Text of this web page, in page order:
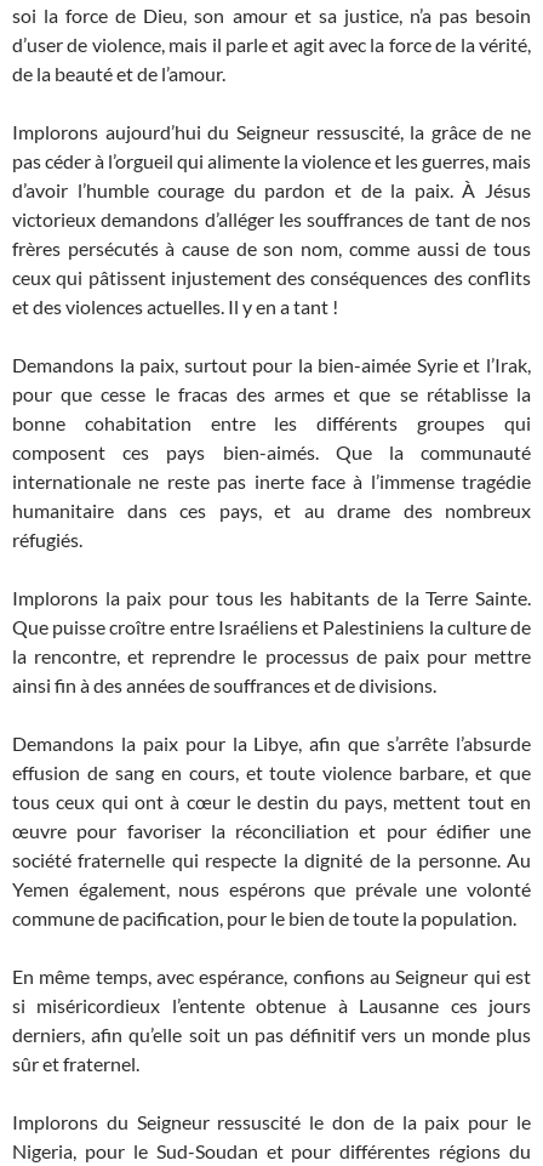
soi la force de Dieu, son amour et sa justice, n’a pas besoin
d’user de violence, mais il parle et agit avec la force de la vérité,
de la beauté et de l’amour.
Implorons aujourd’hui du Seigneur ressuscité, la grâce de ne
pas céder à l’orgueil qui alimente la violence et les guerres, mais
d’avoir l’humble courage du pardon et de la paix. À Jésus
victorieux demandons d’alléger les souffrances de tant de nos
frères persécutés à cause de son nom, comme aussi de tous
ceux qui pâtissent injustement des conséquences des conflits
et des violences actuelles. Il y en a tant !
Demandons la paix, surtout pour la bien-aimée Syrie et l’Irak,
pour que cesse le fracas des armes et que se rétablisse la
bonne cohabitation entre les différents groupes qui
composent ces pays bien-aimés. Que la communauté
internationale ne reste pas inerte face à l’immense tragédie
humanitaire dans ces pays, et au drame des nombreux
réfugiés.
Implorons la paix pour tous les habitants de la Terre Sainte.
Que puisse croître entre Israéliens et Palestiniens la culture de
la rencontre, et reprendre le processus de paix pour mettre
ainsi fin à des années de souffrances et de divisions.
Demandons la paix pour la Libye, afin que s’arrête l’absurde
effusion de sang en cours, et toute violence barbare, et que
tous ceux qui ont à cœur le destin du pays, mettent tout en
œuvre pour favoriser la réconciliation et pour édifier une
société fraternelle qui respecte la dignité de la personne. Au
Yemen également, nous espérons que prévale une volonté
commune de pacification, pour le bien de toute la population.
En même temps, avec espérance, confions au Seigneur qui est
si miséricordieux l’entente obtenue à Lausanne ces jours
derniers, afin qu’elle soit un pas définitif vers un monde plus
sûr et fraternel.
Implorons du Seigneur ressuscité le don de la paix pour le
Nigeria, pour le Sud-Soudan et pour différentes régions du